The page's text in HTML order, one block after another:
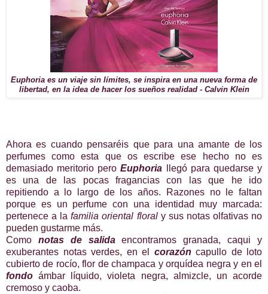
Euphoria es un viaje sin límites, se inspira en una nueva forma de
libertad, en la idea de hacer los sueños realidad - Calvin Klein
Ahora es cuando pensaréis que para una amante de los
perfumes como esta que os escribe ese hecho no es
demasiado meritorio peroEuphoria
llegó para quedarse y
es una de las pocas fragancias con las que he ido
repitiendo a lo largo de los años. Razones no le faltan
porque es un perfume con una identidad muy marcada:
pertenece a lafamilia oriental floral y sus notas olfativas no
pueden gustarme más.
Como notas de salidaencontramos granada, caqui y
exuberantes notas verdes, en el corazón capullo de loto
cubierto de rocío, flor de champaca y orquídea negra y en el
fondo ámbar líquido, violeta negra, almizcle, un acorde
cremoso y caoba.